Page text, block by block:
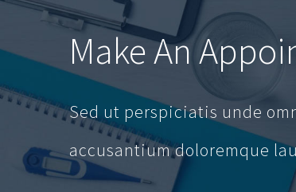
Make An
Sed ut perspiciatis unde
accusantium doloremque